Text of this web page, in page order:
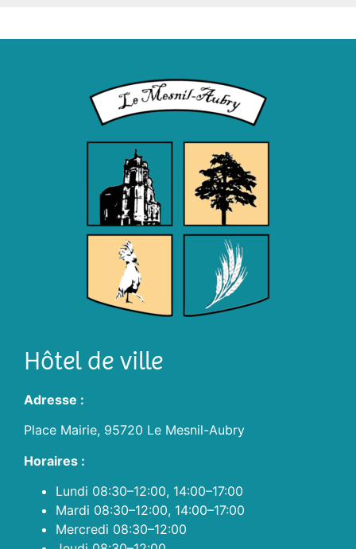
Hôtel de ville
Adresse :
Place Mairie, 95720 Le Mesnil-Aubry
Horaires :
Lundi 08:30–12:00, 14:00–17:00
Mardi 08:30–12:00, 14:00–17:00
Mercredi 08:30–12:00